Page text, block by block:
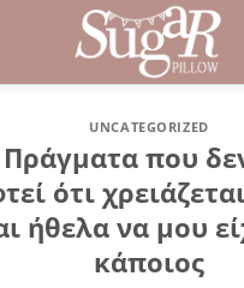
UNCATEGORIZED
που
ότι
ήθελα να μου
κάποιος